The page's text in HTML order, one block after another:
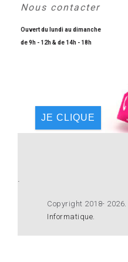
Nous contacter
Ouvert du lundi au dimanche
de 9h - 12h & de 14h - 18h
JE CLIQUE
.
Copyright 2018- 2026
Informatique